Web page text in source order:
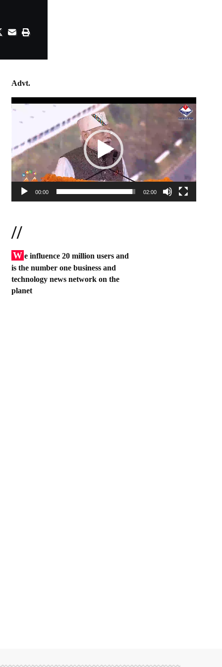
Advt.
Video
00:00 02:00
//
W e influence 20 million users and
is the number one business and
technology news network on the
planet